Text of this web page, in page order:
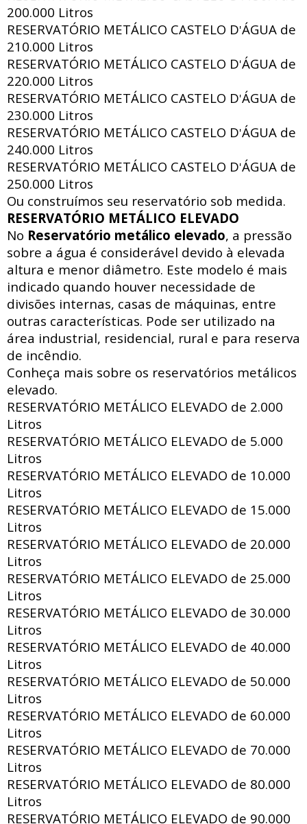
200.000 Litros
RESERVATÓRIO METÁLICO CASTELO D'ÁGUA de
210.000 Litros
RESERVATÓRIO METÁLICO CASTELO D'ÁGUA de
220.000 Litros
RESERVATÓRIO METÁLICO CASTELO D'ÁGUA de
230.000 Litros
RESERVATÓRIO METÁLICO CASTELO D'ÁGUA de
240.000 Litros
RESERVATÓRIO METÁLICO CASTELO D'ÁGUA de
250.000 Litros
Ou construímos seu reservatório sob medida.
RESERVATÓRIO METÁLICO ELEVADO
No Reservatório metálico elevado, a pressão
sobre a água é considerável devido à elevada
altura e menor diâmetro. Este modelo é mais
indicado quando houver necessidade de
divisões internas, casas de máquinas, entre
outras características. Pode ser utilizado na
área industrial, residencial, rural e para reserva
de incêndio.
Conheça mais sobre os reservatórios metálicos
elevado.
RESERVATÓRIO METÁLICO ELEVADO de 2.000
Litros
RESERVATÓRIO METÁLICO ELEVADO de 5.000
Litros
RESERVATÓRIO METÁLICO ELEVADO de 10.000
Litros
RESERVATÓRIO METÁLICO ELEVADO de 15.000
Litros
RESERVATÓRIO METÁLICO ELEVADO de 20.000
Litros
RESERVATÓRIO METÁLICO ELEVADO de 25.000
Litros
RESERVATÓRIO METÁLICO ELEVADO de 30.000
Litros
RESERVATÓRIO METÁLICO ELEVADO de 40.000
Litros
RESERVATÓRIO METÁLICO ELEVADO de 50.000
Litros
RESERVATÓRIO METÁLICO ELEVADO de 60.000
Litros
RESERVATÓRIO METÁLICO ELEVADO de 70.000
Litros
RESERVATÓRIO METÁLICO ELEVADO de 80.000
Litros
RESERVATÓRIO METÁLICO ELEVADO de 90.000